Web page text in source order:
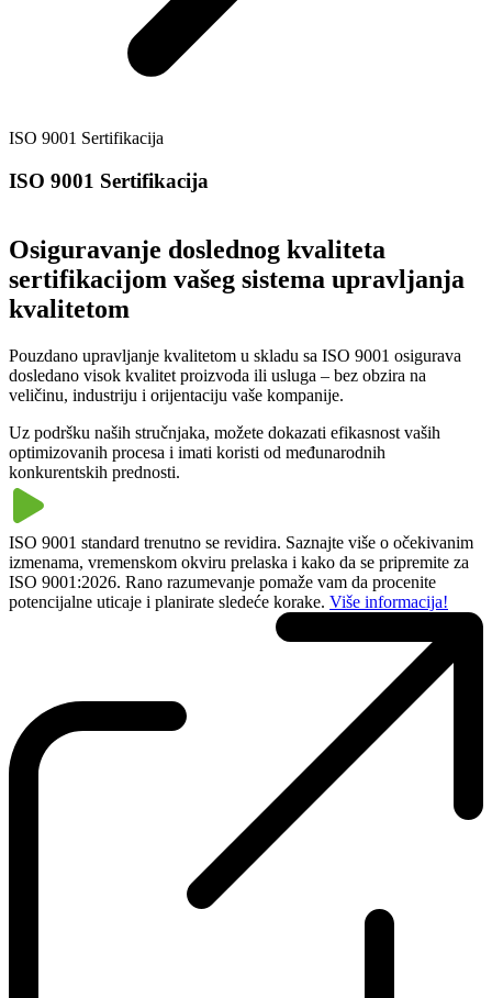
ISO 9001 Sertifikacija
ISO 9001 Sertifikacija
Osiguravanje doslednog kvaliteta
sertifikacijom vašeg sistema upravljanja
kvalitetom
Pouzdano upravljanje kvalitetom u skladu sa ISO 9001 osigurava
dosledano visok kvalitet proizvoda ili usluga – bez obzira na
veličinu, industriju i orijentaciju vaše kompanije.
Uz podršku naših stručnjaka, možete dokazati efikasnost vaših
optimizovanih procesa i imati koristi od međunarodnih
konkurentskih prednosti.
ISO 9001 standard trenutno se revidira. Saznajte više o očekivanim
izmenama, vremenskom okviru prelaska i kako da se pripremite za
ISO 9001:2026. Rano razumevanje pomaže vam da procenite
potencijalne uticaje i planirate sledeće korake. Više informacija!